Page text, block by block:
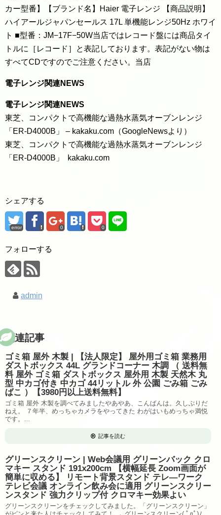
カー型番】【ブランド名】Haier 電子レンジ 【商品説明】
ハイアールジャパンセールス 17L 単機能レンジ50Hz ホワイ
ト ■型番：JM−17F−50W当店ではレコード盤には商品タイ
トルに［レコード］と表記しております。表記がない物は
すべてCDですのでご注意ください。当店
電子レンジ関連NEWS
電子レンジ関連NEWS
東芝、コンパクトで高機能な過熱水蒸気オーブンレンジ
「ER-D4000B」 – kakaku.com（GoogleNewsより）
東芝、コンパクトで高機能な過熱水蒸気オーブンレンジ
「ER-D4000B」 kakaku.com
シェアする
error 0 0
フォローする
admin
関連記事
ゴミ箱 屋外 木製 | 【法人限定】 屋外用ゴミ箱 業務用
ダストボックス 44L グランドコーナー 木調 （ 送料無
料 屋外 ゴミ箱 ダストボックス 屋外用 木製 天然木 丸
型 中カゴ付き 中カゴ 44リットル 外 公園 ごみ箱 ごみ
ばこ ）【3980円以上送料無料】
ゴミ箱 屋外 木製を調べてみましたやあやあ、こんばんは。久しぶりだ
ねえ。 ７年半、めっちゃカメラをやってきた わがはいもめっちゃ満悦
です。...
記事を読む
グリーンスクリーン | Web会議用 グリーンバック クロ
マキー スタンド 191x200cm 【横幅延長 Zoom画面が
簡単に収める】 リモート背景スタンド テレ―ワーク
テレビ会議 オンライン飲み会に適用 グリーンスクリー
ンスタンド 強力クリップ付 クロマキー効果よい
グリーンスクリーンをチェックしてみました。「グリーンスクリーン」